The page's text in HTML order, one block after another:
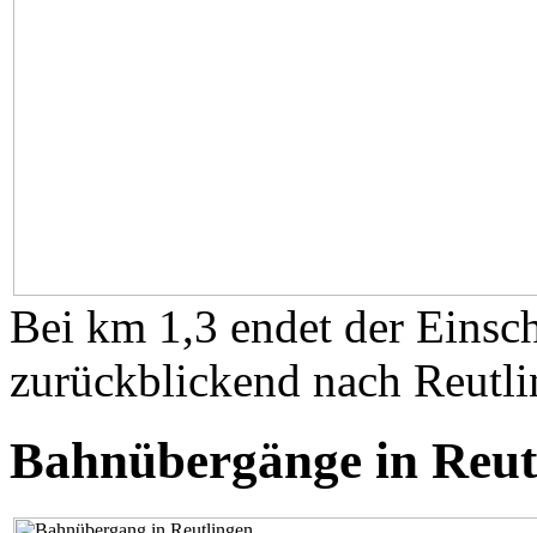
Bei km 1,3 endet der
zurückblickend nach
Bahnübergänge in